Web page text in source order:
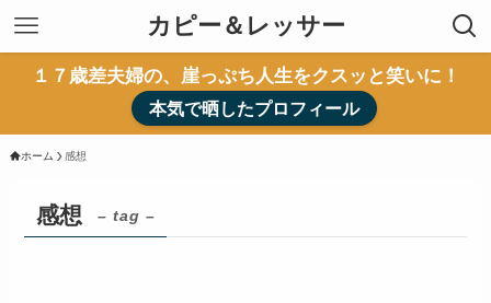
カピー＆レッサー
１７歳差夫婦の、崖っぷち人生をクスッと笑いに！
本気で晒したプロフィール
ホーム 感想
感想 – tag –